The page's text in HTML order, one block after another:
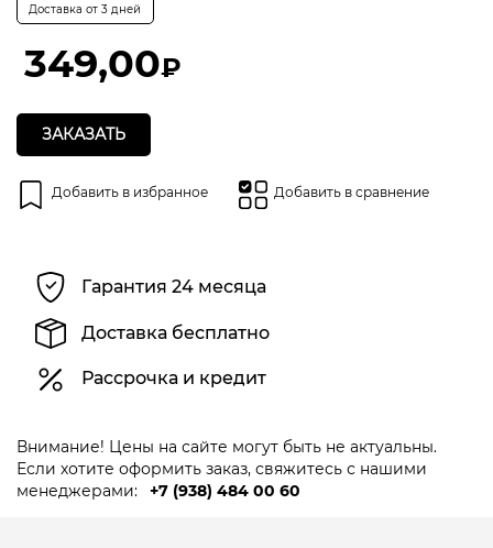
из
Доставка от 3 дней
349,00₽
ЗАКАЗАТЬ
Добавить в избранное Добавить в сравнение
Гарантия 24 месяца
Доставка бесплатно
Рассрочка и кредит
Внимание! Цены на сайте могут быть не актуальны.
Если хотите оформить заказ, свяжитесь с нашими
менеджерами:
+7 (938) 484 00 60